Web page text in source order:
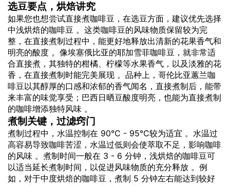
选豆要点，烘焙讲究
如果您也想尝试直接煮咖啡豆，在选豆方面，建议优先选择
中浅烘焙的咖啡豆 。这类咖啡豆的风味物质保留较为完
整，在直接煮制过程中，能更好地释放出清新的花果香气和
明亮的酸度 。像埃塞俄比亚的耶加雪菲咖啡豆，就非常适
合直接煮，其独特的柑橘、柠檬等水果香气，以及淡雅的花
香，在直接煮制时能完美展现 。品种上，哥伦比亚蕙兰咖
啡豆以其醇厚的口感和浓郁的香气闻名，直接煮制后，能带
来丰富的味觉享受；巴西日晒豆酸度明亮，也能为直接煮制
的咖啡增添独特风味 。
煮制关键，过滤窍门
煮制过程中，水温控制在 90℃ - 95℃较为适宜 。水温过
高容易导致咖啡苦涩，水温过低则会使萃取不足，影响咖啡
的风味 。煮制时间一般在 3 - 6 分钟，浅烘焙的咖啡豆可
以适当延长煮制时间，以促进风味物质的充分释放 。例
如，对于中度烘焙的咖啡豆，煮制 5 分钟左右能达到较好